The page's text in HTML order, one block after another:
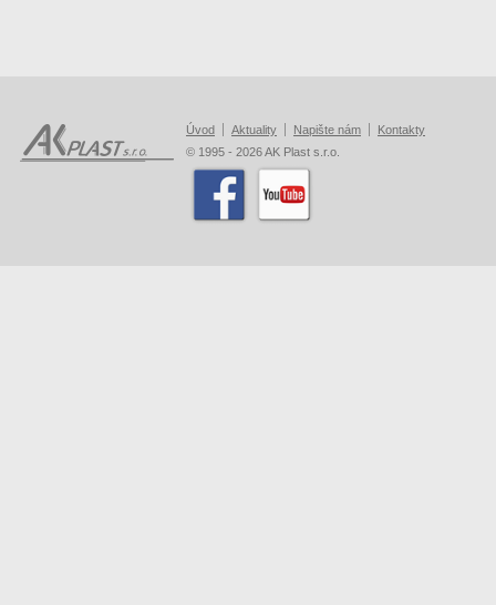
Úvod Aktuality Napište nám
Kontakty
© 1995 - 2026 AK Plast s.r.o.